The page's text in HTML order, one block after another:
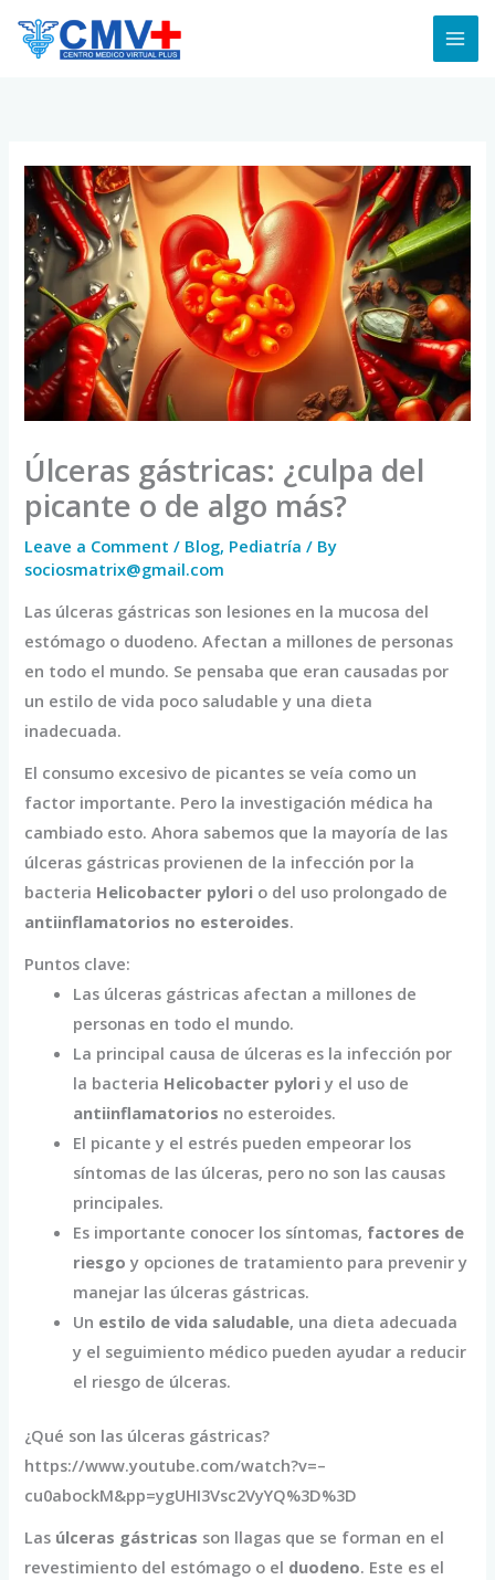
Úlceras gástricas: ¿culpa del
picante o de algo más?
Leave a Comment / Blog, Pediatría / By
sociosmatrix@gmail.com
Las úlceras gástricas son lesiones en la mucosa del
estómago o duodeno. Afectan a millones de personas
en todo el mundo. Se pensaba que eran causadas por
un estilo de vida poco saludable y una dieta
inadecuada.
El consumo excesivo de picantes se veía como un
factor importante. Pero la investigación médica ha
cambiado esto. Ahora sabemos que la mayoría de las
úlceras gástricas provienen de la infección por la
bacteria Helicobacter pylori o del uso prolongado de
antiinflamatorios no esteroides.
Puntos clave:
Las úlceras gástricas afectan a millones de
personas en todo el mundo.
La principal causa de úlceras es la infección por
la bacteria Helicobacter pylori y el uso de
antiinflamatorios no esteroides.
El picante y el estrés pueden empeorar los
síntomas de las úlceras, pero no son las causas
principales.
Es importante conocer los síntomas, factores de
riesgo y opciones de tratamiento para prevenir y
manejar las úlceras gástricas.
Un estilo de vida saludable, una dieta adecuada
y el seguimiento médico pueden ayudar a reducir
el riesgo de úlceras.
¿Qué son las úlceras gástricas?
https://www.youtube.com/watch?v=–
cu0abockM&pp=ygUHI3Vsc2VyYQ%3D%3D
Las úlceras gástricas son llagas que se forman en el
revestimiento del estómago o el duodeno. Este es el